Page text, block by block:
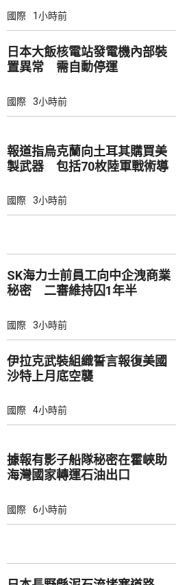
國際 1小時前
日本大飯核電站發電機內部裝
置異常 需自動停運
國際 3小時前
報道指烏克蘭向土耳其購買美
製武器 包括70枚陸軍戰術導
國際 3小時前
SK海力士前員工向中企洩商業
秘密 二審維持囚1年半
國際 3小時前
伊拉克武裝組織誓言報復美國
沙特上月底空襲
國際 4小時前
據報有影子船隊秘密在霍峽助
海灣國家轉運石油出口
國際 6小時前